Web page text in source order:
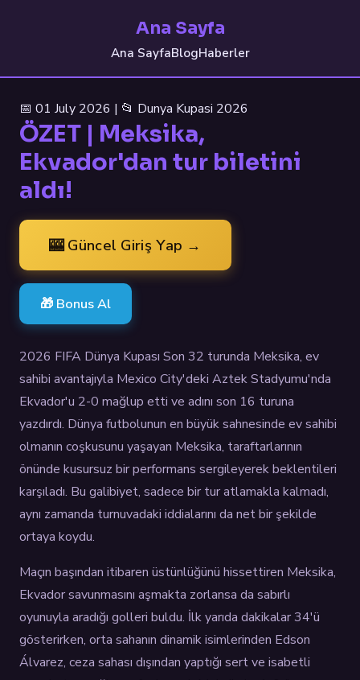
Ana Sayfa
Ana SayfaBlogHaberler
📅 01 July 2026 | 📂 Dunya Kupasi 2026
ÖZET | Meksika,
Ekvador'dan tur biletini
aldı!
🎰 Güncel Giriş Yap →
🎁 Bonus Al
2026 FIFA Dünya Kupası Son 32 turunda Meksika, ev
sahibi avantajıyla Mexico City'deki Aztek Stadyumu'nda
Ekvador'u 2-0 mağlup etti ve adını son 16 turuna
yazdırdı. Dünya futbolunun en büyük sahnesinde ev sahibi
olmanın coşkusunu yaşayan Meksika, taraftarlarının
önünde kusursuz bir performans sergileyerek beklentileri
karşıladı. Bu galibiyet, sadece bir tur atlamakla kalmadı,
aynı zamanda turnuvadaki iddialarını da net bir şekilde
ortaya koydu.
Maçın başından itibaren üstünlüğünü hissettiren Meksika,
Ekvador savunmasını aşmakta zorlansa da sabırlı
oyunuyla aradığı golleri buldu. İlk yarıda dakikalar 34'ü
gösterirken, orta sahanın dinamik isimlerinden Edson
Álvarez, ceza sahası dışından yaptığı sert ve isabetli